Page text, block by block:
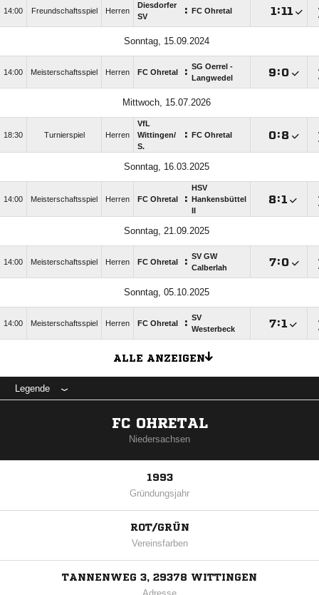
14:00 Freundschaftsspiel Herren
Diesdorfer
SV
: FC Ohretal :
Sonntag, 15.09.2024
14:00 Meisterschaftsspiel Herren FC Ohretal : SG Oerrel -
Langwedel
:
Mittwoch, 15.07.2026
18:30 Turnierspiel Herren
VfL
Wittingen/​
S.
: FC Ohretal :
Sonntag, 16.03.2025
14:00 Meisterschaftsspiel Herren FC Ohretal :
HSV
Hankensbüttel
:
Sonntag, 21.09.2025
14:00 Meisterschaftsspiel Herren FC Ohretal : SV GW
Calberlah
:
Sonntag, 05.10.2025
14:00 Meisterschaftsspiel Herren FC Ohretal : SV
Westerbeck
:
ALLE ANZEIGEN
Legende
FC OHRETAL
Niedersachsen
1993
Gründungsjahr
ROT/GRÜN
Vereinsfarben
TANNENWEG 3, 29378 WITTINGEN